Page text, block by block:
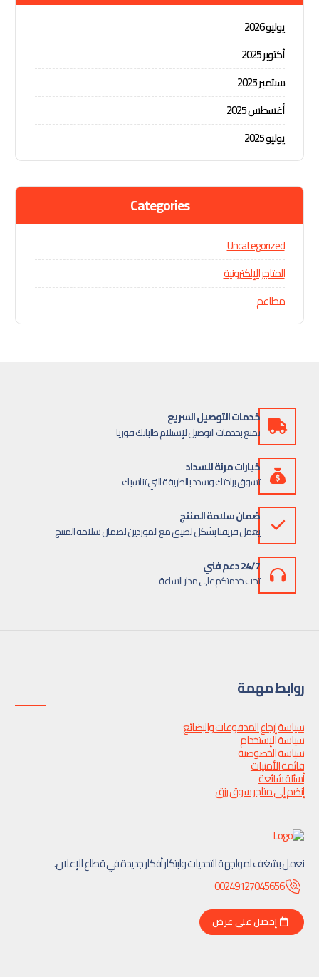
يوليو 2026
أكتوبر 2025
سبتمبر 2025
أغسطس 2025
يوليو 2025
Categories
Uncategorized
المتاجر الإلكترونية
مطاعم
خدمات التوصيل السريع
تمتع بخدمات التوصيل لإستلام طلباتك فوريا
خيارات مرنة للسداد
تسوق براحتك وسدد بالطريقة التي تناسبك
ضمان سلامة المنتج
يعمل فريقنا بشكل لصيق مع الموردين لضمان سلامة المنتج
24/7 دعم فني
تحت خدمتكم على مدار الساعة
روابط مهمة
سياسة إرجاع المدفوعات والبضائع
سياسة الإستخدام
سياسة الخصوصية
قائمة الأمنيات
أسئلة شائعة
إنضم إلى متاجر سوق رزق
نعمل بشغف لمواجهة التحديات وابتكار أفكار جديدة في قطاع الإعلان.
00249127045656
إحصل على عرض